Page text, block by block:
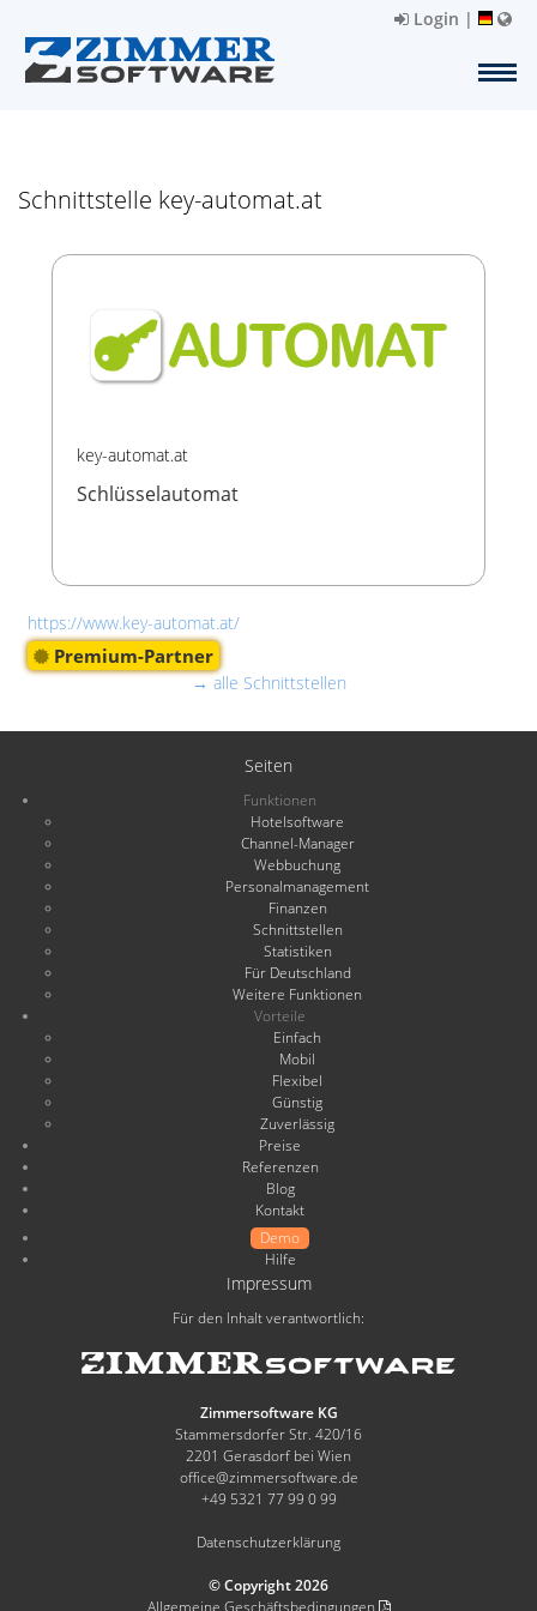
Login |
Schnittstelle key-automat.at
key-automat.at
Schlüsselautomat
https://www.key-automat.at/
Premium-Partner
→ alle Schnittstellen
Seiten
Funktionen
Hotelsoftware
Channel-Manager
Webbuchung
Personalmanagement
Finanzen
Schnittstellen
Statistiken
Für Deutschland
Weitere Funktionen
Vorteile
Einfach
Mobil
Flexibel
Günstig
Zuverlässig
Preise
Referenzen
Blog
Kontakt
Demo
Hilfe
Impressum
Für den Inhalt verantwortlich:
Zimmersoftware KG
Stammersdorfer Str. 420/16
2201 Gerasdorf bei Wien
office@zimmersoftware.de
+49 5321 77 99 0 99
Datenschutzerklärung
© Copyright 2026
Allgemeine Geschäftsbedingungen